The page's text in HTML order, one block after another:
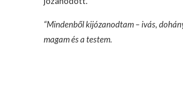
“Mindenből kijózanodtam – ivás,
magam és a testem.